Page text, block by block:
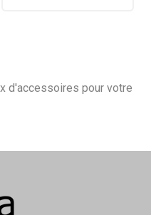
d'accessoires pour votre